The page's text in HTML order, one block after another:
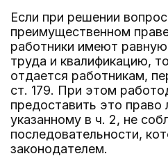
Если при решении
преимущественном
работники имеют
труда и квалификацию,
отдается работникам,
ст. 179. При этом
предоставить это
указанному в ч. 2, не
последовательности,
законодателем.